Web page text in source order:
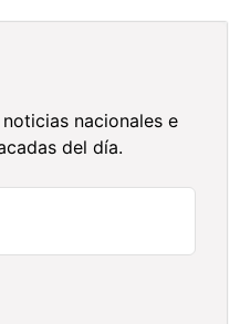
nacionales e
del día.